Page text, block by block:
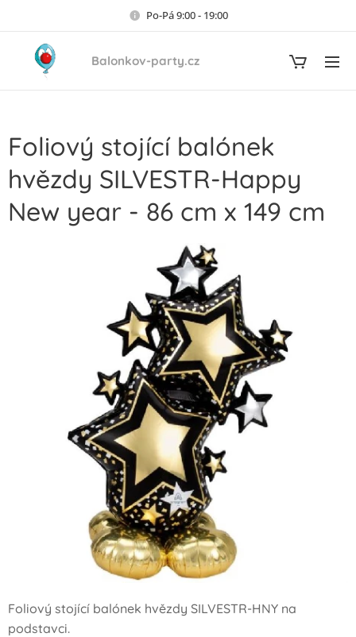
Po-Pá 9:00 - 19:00
Balonkov-party.cz
Foliový stojící balónek
hvězdy SILVESTR-Happy
New year - 86 cm x 149 cm
Foliový stojící balónek hvězdy SILVESTR-HNY na
podstavci.